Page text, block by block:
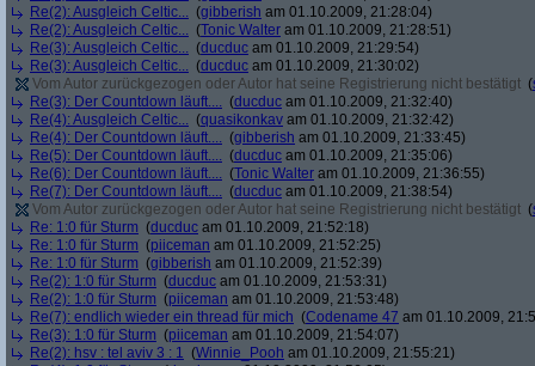
Re(2): Ausgleich Celtic... (gibberish am 01.10.2009, 21:28:04)
Re(2): Ausgleich Celtic... (Tonic Walter am 01.10.2009, 21:28:51)
Re(3): Ausgleich Celtic... (ducduc am 01.10.2009, 21:29:54)
Re(3): Ausgleich Celtic... (ducduc am 01.10.2009, 21:30:02)
Vom Autor zurückgezogen oder Autor hat seine Registrierung nicht bestätigt (
Re(3): Der Countdown läuft.... (ducduc am 01.10.2009, 21:32:40)
Re(4): Ausgleich Celtic... (quasikonkav am 01.10.2009, 21:32:42)
Re(4): Der Countdown läuft.... (gibberish am 01.10.2009, 21:33:45)
Re(5): Der Countdown läuft.... (ducduc am 01.10.2009, 21:35:06)
Re(6): Der Countdown läuft.... (Tonic Walter am 01.10.2009, 21:36:55)
Re(7): Der Countdown läuft.... (ducduc am 01.10.2009, 21:38:54)
Vom Autor zurückgezogen oder Autor hat seine Registrierung nicht bestätigt (
Re: 1:0 für Sturm (ducduc am 01.10.2009, 21:52:18)
Re: 1:0 für Sturm (piiceman am 01.10.2009, 21:52:25)
Re: 1:0 für Sturm (gibberish am 01.10.2009, 21:52:39)
Re(2): 1:0 für Sturm (ducduc am 01.10.2009, 21:53:31)
Re(2): 1:0 für Sturm (piiceman am 01.10.2009, 21:53:48)
Re(7): endlich wieder ein thread für mich (Codename 47 am 01.10.2009,
Re(3): 1:0 für Sturm (piiceman am 01.10.2009, 21:54:07)
Re(2): hsv : tel aviv 3 : 1 (Winnie_Pooh am 01.10.2009, 21:55:21)